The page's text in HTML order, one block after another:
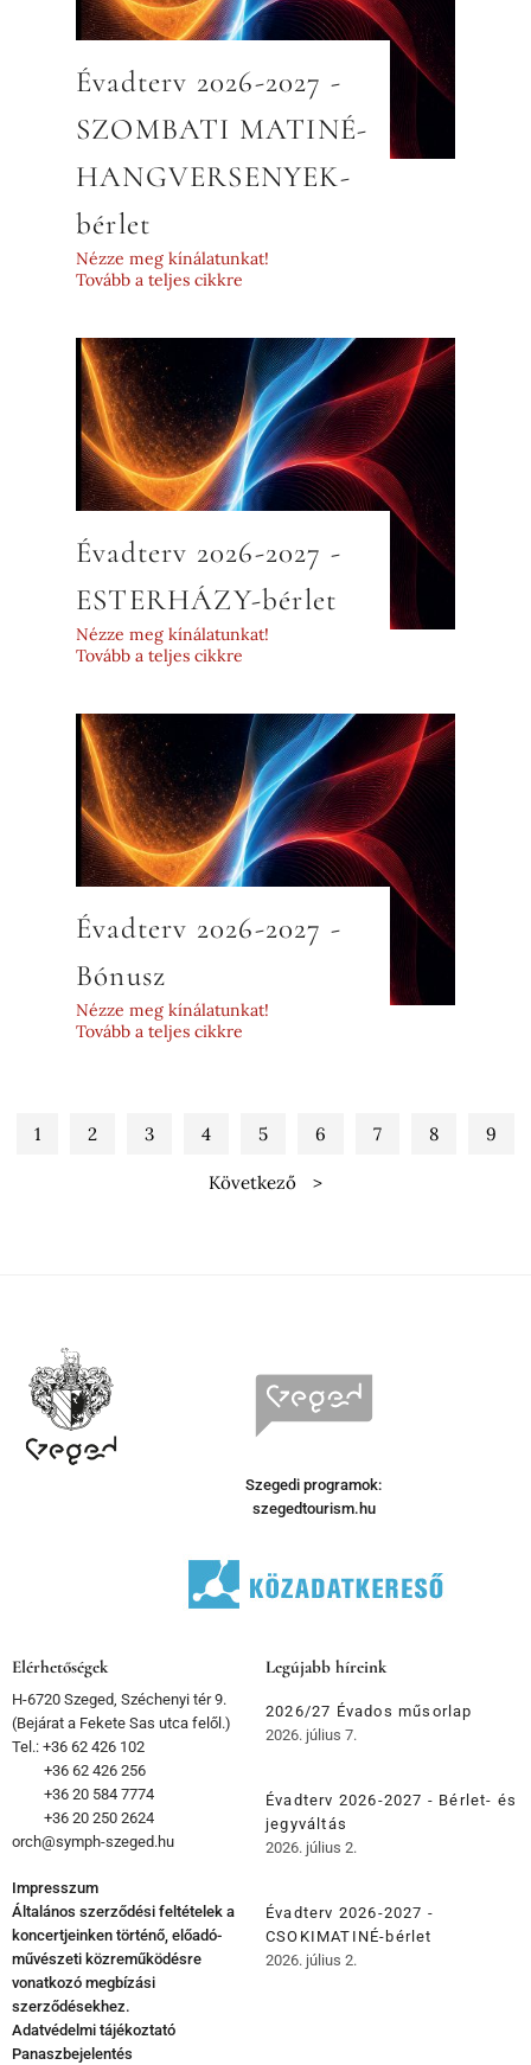
Évadterv 2026-2027 -
SZOMBATI MATINÉ-
HANGVERSENYEK-
bérlet
Nézze meg kínálatunkat!
Tovább a teljes cikkre
Évadterv 2026-2027 -
ESTERHÁZY-bérlet
Nézze meg kínálatunkat!
Tovább a teljes cikkre
Évadterv 2026-2027 -
Bónusz
Nézze meg kínálatunkat!
Tovább a teljes cikkre
1 2 3 4 5 6 7 8 9
Következő
Szegedi programok:
szegedtourism.hu
Elérhetőségek
H-6720 Szeged, Széchenyi tér 9.
(Bejárat a Fekete Sas utca felől.)
Tel.: +36 62 426 102
+36 62 426 256
+36 20 584 7774
+36 20 250 2624
orch@symph-szeged.hu
Impresszum
Általános szerződési feltételek a
koncertjeinken történő, előadó-
művészeti közreműködésre
vonatkozó megbízási
szerződésekhez.
Adatvédelmi tájékoztató
Panaszbejelentés
Legújabb híreink
2026/27 Évados műsorlap
2026. július 7.
Évadterv 2026-2027 - Bérlet- és
jegyváltás
2026. július 2.
Évadterv 2026-2027 -
CSOKIMATINÉ-bérlet
2026. július 2.